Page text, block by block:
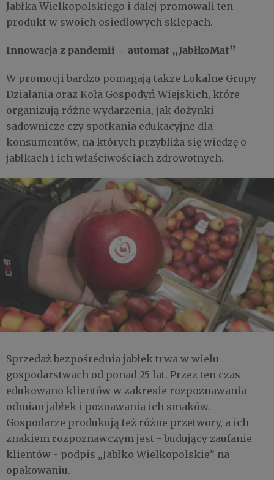
Jabłka Wielkopolskiego i dalej promowali ten
produkt w swoich osiedlowych sklepach.
Innowacja z pandemii – automat „JabłkoMat”
W promocji bardzo pomagają także Lokalne Grupy
Działania oraz Koła Gospodyń Wiejskich, które
organizują różne wydarzenia, jak dożynki
sadownicze czy spotkania edukacyjne dla
konsumentów, na których przybliża się wiedzę o
jabłkach i ich właściwościach zdrowotnych.
Sprzedaż bezpośrednia jabłek trwa w wielu
gospodarstwach od ponad 25 lat. Przez ten czas
edukowano klientów w zakresie rozpoznawania
odmian jabłek i poznawania ich smaków.
Gospodarze produkują też różne przetwory, a ich
znakiem rozpoznawczym jest - budujący zaufanie
klientów - podpis „Jabłko Wielkopolskie” na
opakowaniu.